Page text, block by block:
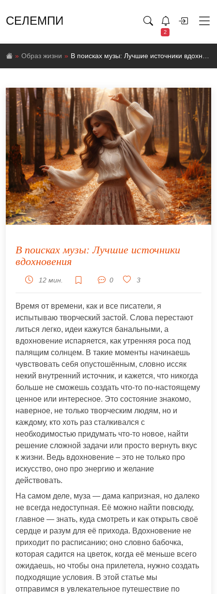
СЕЛЕМПИ
2
Образ жизни В поисках музы: Лучшие источники вдохновения
В поисках музы: Лучшие источники
вдохновения
12 мин. 0 3
Время от времени, как и все писатели, я
испытываю творческий застой. Слова перестают
литься легко, идеи кажутся банальными, а
вдохновение испаряется, как утренняя роса под
палящим солнцем. В такие моменты начинаешь
чувствовать себя опустошённым, словно иссяк
некий внутренний источник, и кажется, что никогда
больше не сможешь создать что-то по-настоящему
ценное или интересное. Это состояние знакомо,
наверное, не только творческим людям, но и
каждому, кто хоть раз сталкивался с
необходимостью придумать что-то новое, найти
решение сложной задачи или просто вернуть вкус
к жизни. Ведь вдохновение – это не только про
искусство, оно про энергию и желание
действовать.
На самом деле, муза — дама капризная, но далеко
не всегда недоступная. Её можно найти повсюду,
главное — знать, куда смотреть и как открыть своё
сердце и разум для её прихода. Вдохновение не
приходит по расписанию; оно словно бабочка,
которая садится на цветок, когда её меньше всего
ожидаешь, но чтобы она прилетела, нужно создать
подходящие условия. В этой статье мы
отправимся в увлекательное путешествие по